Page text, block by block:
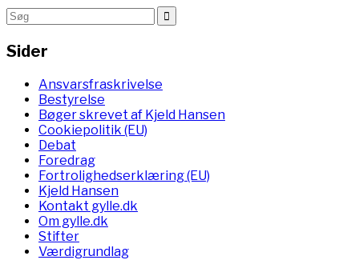
Sider
Ansvarsfraskrivelse
Bestyrelse
Bøger skrevet af Kjeld Hansen
Cookiepolitik (EU)
Debat
Foredrag
Fortrolighedserklæring (EU)
Kjeld Hansen
Kontakt gylle.dk
Om gylle.dk
Stifter
Værdigrundlag